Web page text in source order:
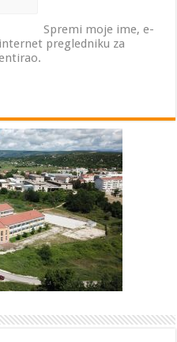
Spremi moje ime, e-
pregledniku za